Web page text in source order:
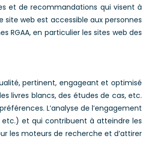
et de recommandations qui visent à
site web est accessible aux personnes
RGAA, en particulier les sites web des
pertinent, engageant et optimisé
livres blancs, des études de cas, etc.
L’analyse de l’engagement
etc.) et qui contribuent à atteindre les
les moteurs de recherche et d’attirer